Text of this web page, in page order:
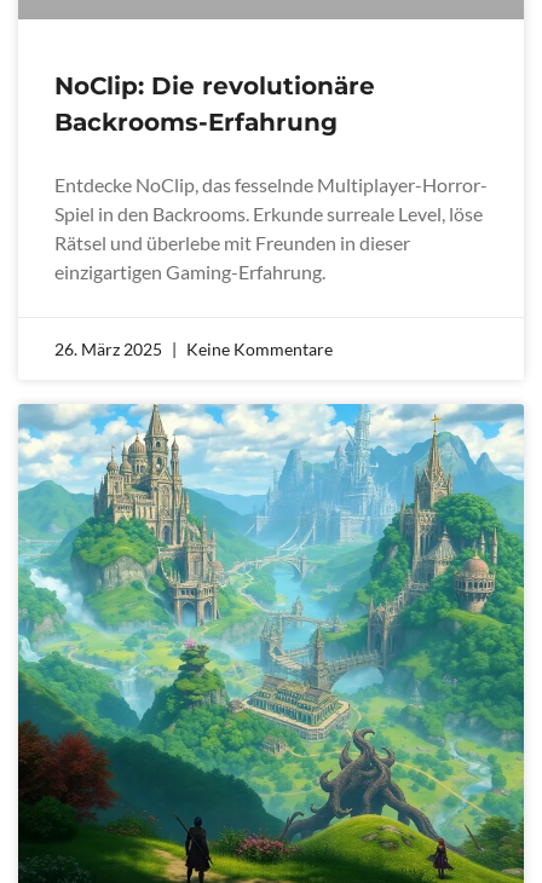
NoClip: Die revolutionäre
Backrooms-Erfahrung
Entdecke NoClip, das fesselnde Multiplayer-Horror-
Spiel in den Backrooms. Erkunde surreale Level, löse
Rätsel und überlebe mit Freunden in dieser
einzigartigen Gaming-Erfahrung.
26. März 2025 Keine Kommentare